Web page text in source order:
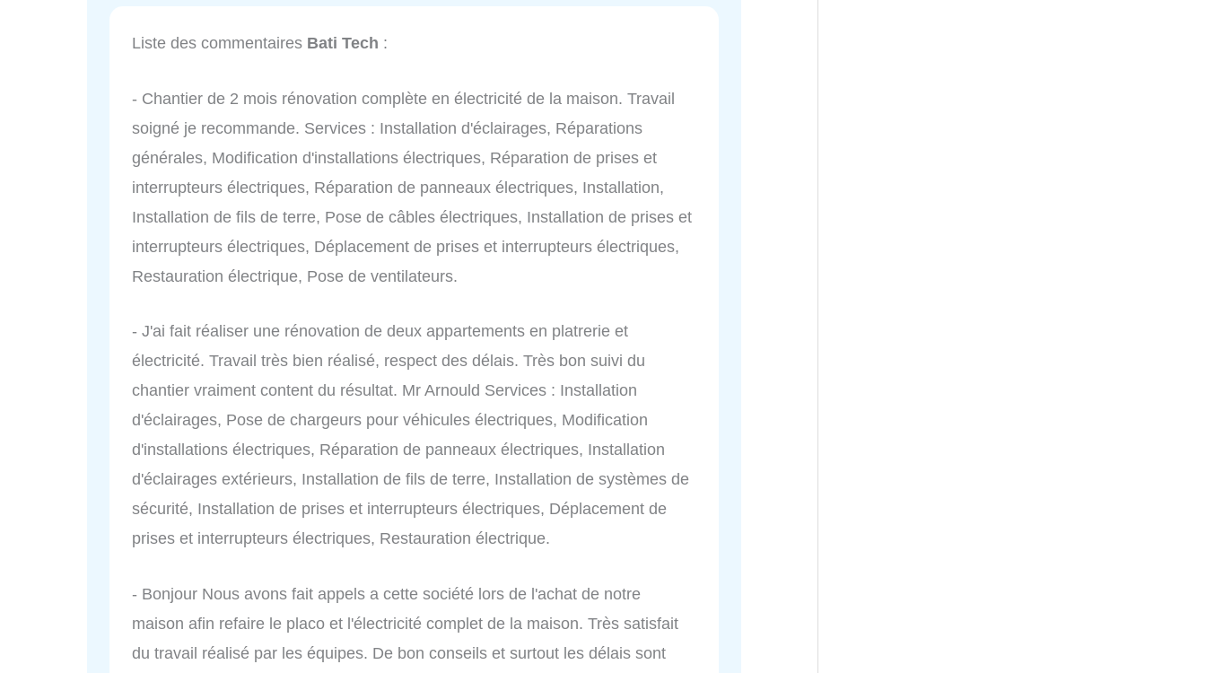
Liste des commentaires Bati Tech :
- Chantier de 2 mois rénovation complète en électricité de la maison. Travail
soigné je recommande. Services : Installation d'éclairages, Réparations
générales, Modification d'installations électriques, Réparation de prises et
interrupteurs électriques, Réparation de panneaux électriques, Installation,
Installation de fils de terre, Pose de câbles électriques, Installation de prises et
interrupteurs électriques, Déplacement de prises et interrupteurs électriques,
Restauration électrique, Pose de ventilateurs.
- J'ai fait réaliser une rénovation de deux appartements en platrerie et
électricité. Travail très bien réalisé, respect des délais. Très bon suivi du
chantier vraiment content du résultat. Mr Arnould Services : Installation
d'éclairages, Pose de chargeurs pour véhicules électriques, Modification
d'installations électriques, Réparation de panneaux électriques, Installation
d'éclairages extérieurs, Installation de fils de terre, Installation de systèmes de
sécurité, Installation de prises et interrupteurs électriques, Déplacement de
prises et interrupteurs électriques, Restauration électrique.
- Bonjour Nous avons fait appels a cette société lors de l'achat de notre
maison afin refaire le placo et l'électricité complet de la maison. Très satisfait
du travail réalisé par les équipes. De bon conseils et surtout les délais sont